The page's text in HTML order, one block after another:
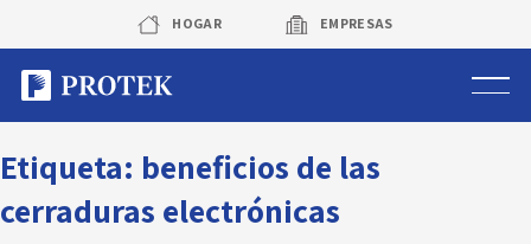
content
HOGAR EMPRESAS
Sistema de alarmas
Sistema de cámaras
Etiqueta: beneficios de las
cerraduras electrónicas